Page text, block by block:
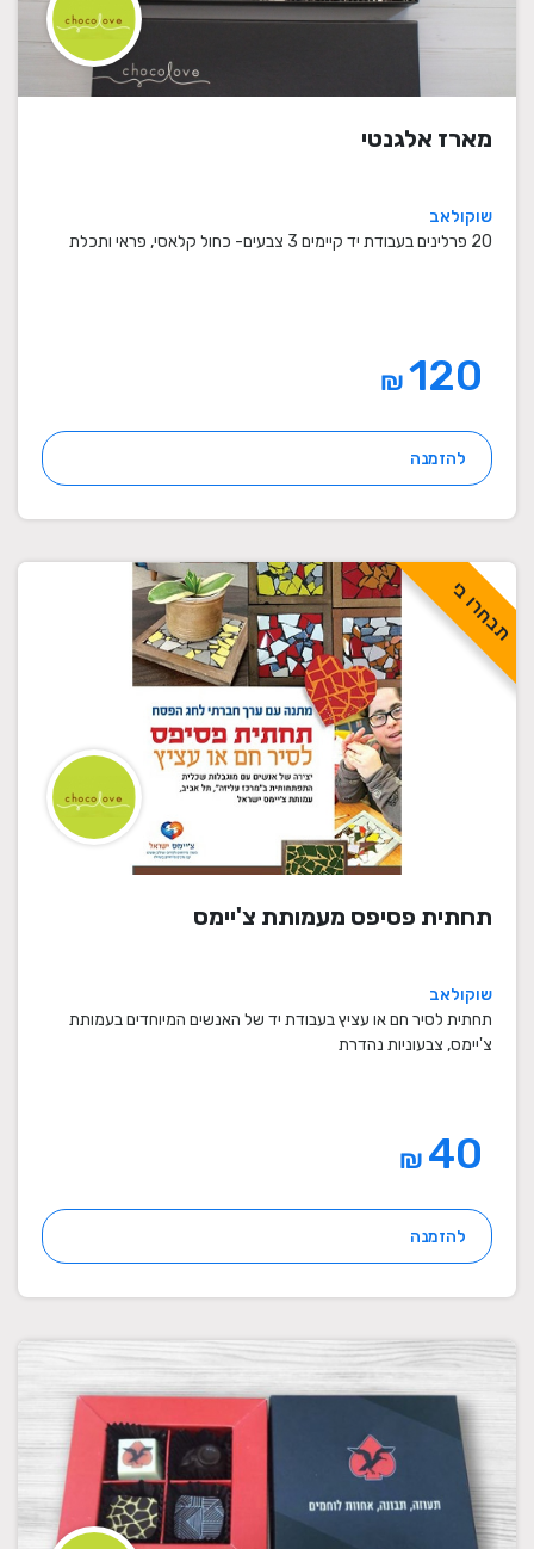
מארז אלגנטי
שוקולאב
20 פרלינים בעבודת יד קיימים 3 צבעים- כחול קלאסי, פראי ותכלת
₪
להזמנה
תבחרו בי
תחתית פסיפס מעמותת צ'יימס
שוקולאב
תחתית לסיר חם או עציץ בעבודת יד של האנשים המיוחדים בעמותת
צ'יימס, צבעוניות נהדרת
₪
להזמנה